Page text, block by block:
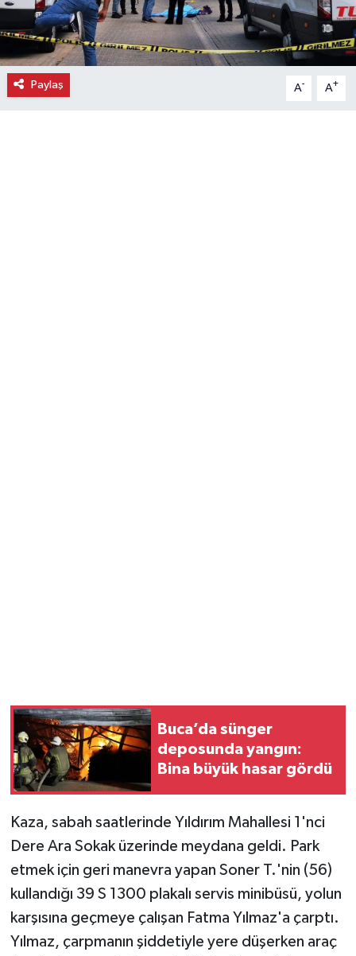
Paylaş A- A+
Buca’da sünger
deposunda yangın:
Bina büyük hasar gördü
Kaza, sabah saatlerinde Yıldırım Mahallesi 1'nci
Dere Ara Sokak üzerinde meydana geldi. Park
etmek için geri manevra yapan Soner T.'nin (56)
kullandığı 39 S 1300 plakalı servis minibüsü, yolun
karşısına geçmeye çalışan Fatma Yılmaz'a çarptı.
Yılmaz, çarpmanın şiddetiyle yere düşerken araç
Gündem
Gurme
Haber